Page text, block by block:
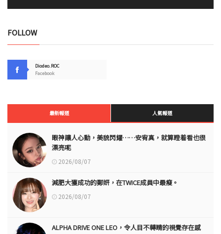
FOLLOW
Diodeo.ROC
Facebook
最新報道 人氣報道
眼神讓人心動，美貌閃耀……安宥真，就算瞪着看也很
漂亮呢
2026/08/07
減肥大獲成功的鄭妍，在TWICE成員中最瘦。
2026/08/07
ALPHA DRIVE ONE LEO，令人目不轉睛的視覺存在感